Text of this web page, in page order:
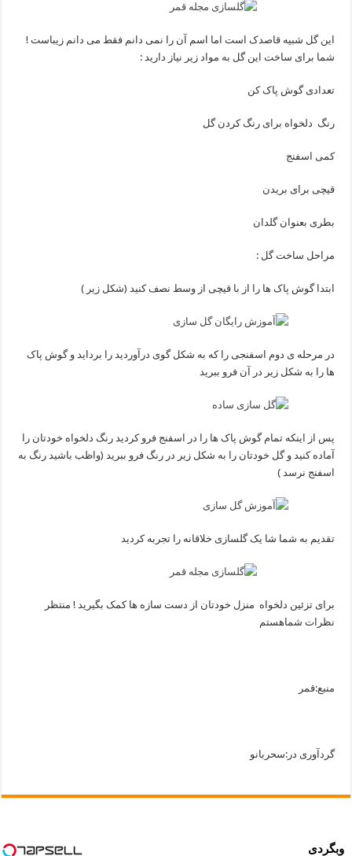
این گل شبیه قاصدک است اما اسم آن را نمی دانم فقط می دانم زیباست !
شما برای ساخت این گل به مواد زیر نیاز دارید :
تعدادی گوش پاک کن
رنگ دلخواه برای رنگ کردن گل
کمی اسفنج
قیچی برای بریدن
بطری بعنوان گلدان
مراحل ساخت گل :
ابتدا گوش پاک ها را از با قیچی از وسط نصف کنید (شکل زیر )
در مرحله ی دوم اسفنجی را که به شکل گوی درآوردید را برداید و گوش پاک
ها را به شکل زیر در آن فرو ببرید
پس از اینکه تمام گوش پاک ها را در اسفنج فرو کردید رنگ دلخواه خودتان را
آماده کنید و گل خودتان را به شکل زیر در رنگ فرو ببرید (واظب باشید رنگ به
اسفنج نرسد )
تقدیم به شما شا یک گلسازی خلاقانه را تجربه کردید
برای تزئین دلخواه منزل خودتان از دست سازه ها کمک بگیرید ! منتظر
نظرات شماهستم
منبع:قمر
گردآوری در:سحربانو
وبگردی